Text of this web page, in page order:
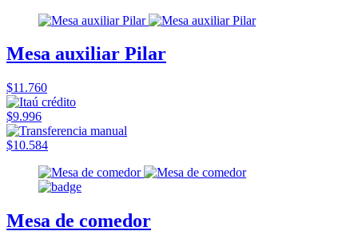
Mesa auxiliar Pilar
$11.760
$9.996
$10.584
Mesa de comedor